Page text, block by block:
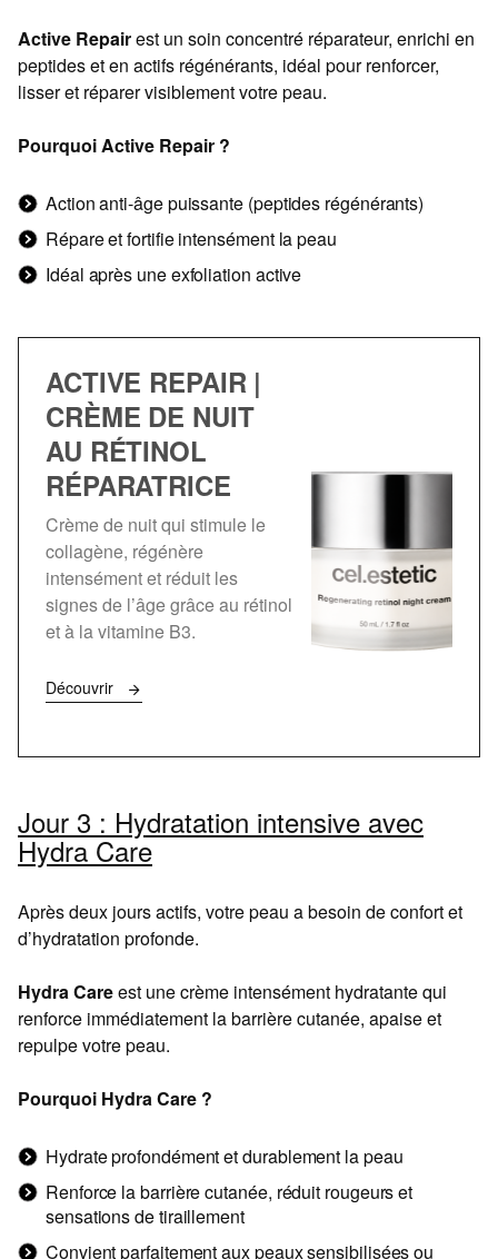
Active Repairest un soin concentré réparateur, enrichi en
peptides et en actifs régénérants, idéal pour renforcer,
lisser et réparer visiblement votre peau.
Pourquoi Active Repair ?
Action anti-âge puissante (peptides régénérants)
Répare et fortifie intensément la peau
Idéal après une exfoliation active
ACTIVE REPAIR |
CRÈME DE NUIT
AU RÉTINOL
RÉPARATRICE
Crème de nuit qui stimule le
collagène, régénère
intensément et réduit les
signes de l’âge grâce au rétinol
et à la vitamine B3.
Découvrir
Jour 3 : Hydratation intensive avec
Hydra Care
Après deux jours actifs, votre peau a besoin de confort et
d’hydratation profonde.
Hydra Careest une crème intensément hydratante qui
renforce immédiatement la barrière cutanée, apaise et
repulpe votre peau.
Pourquoi Hydra Care ?
Hydrate profondément et durablement la peau
Renforce la barrière cutanée, réduit rougeurs et
sensations de tiraillement
Convient parfaitement aux peaux sensibilisées ou